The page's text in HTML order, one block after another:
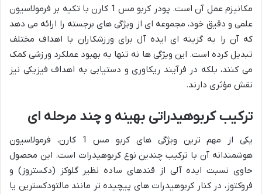
مکانیزم عمل آن است. پودر کربو مس 1 کارن با تکیه بر فرمولاسیون
علمی و دقیق خود، مجموعه ای از ویژگی های برجسته را ارائه می دهد
که آن را به گزینه ای ایده آل برای ورزشکاران با اهداف مختلف
تبدیل کرده است. این ویژگی ها نه تنها به بهبود عملکرد ورزشی کمک
می کنند، بلکه در فرآیند ریکاوری و دستیابی به اهداف فیزیکی نیز
نقش مؤثری دارند.
ترکیب کربوهیدراتی بهینه و چند مرحله ای
یکی از مهم ترین ویژگی های کربو مس 1 کارن، فرمولاسیون
هوشمندانه آن با ترکیب چندین نوع کربوهیدرات است. این محصول
حاوی نسبت ایده آلی از قندهای ساده نظیر گلوکز (دکستروز) و
فروکتوز، در کنار کربوهیدرات های پیچیده تر مانند مالتودکسترین یا